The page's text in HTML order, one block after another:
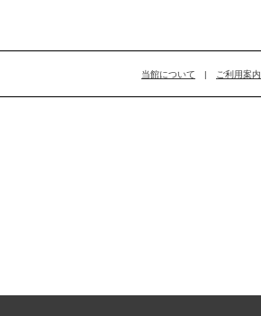
当館について | ご利用案内